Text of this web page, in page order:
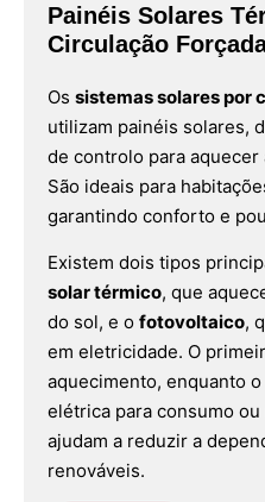
Painéis Solares
Circulação
Os sistemas solares por
utilizam painéis solares,
de controlo para
São ideais para
garantindo conforto e
Existem dois tipos
solar térmico, que
do sol, e o fotovoltaico,
em eletricidade. O
aquecimento, enquanto
elétrica para consumo
ajudam a reduzir a
renováveis.